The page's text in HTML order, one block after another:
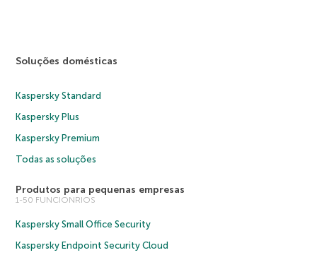
Soluções domésticas
Kaspersky Standard
Kaspersky Plus
Kaspersky Premium
Todas as soluções
Produtos para pequenas empresas
1-50 FUNCIONRIOS
Kaspersky Small Office Security
Kaspersky Endpoint Security Cloud